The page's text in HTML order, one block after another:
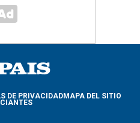
DE PRIVACIDADMAPA DEL SITIO